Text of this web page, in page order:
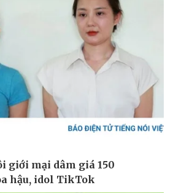
Công nghệ
Trải nghiệm
Chuyển đổi số